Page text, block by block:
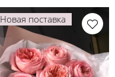
Новая поставка